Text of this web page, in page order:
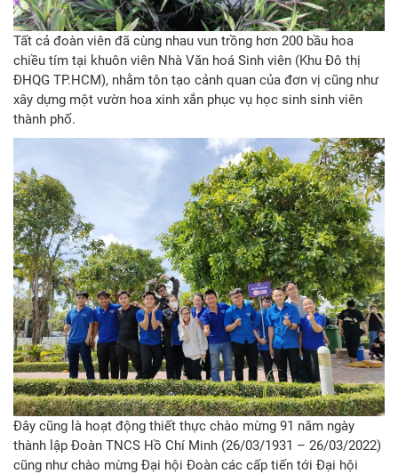
Tất cả đoàn viên đã cùng nhau vun trồng hơn 200 bầu hoa
chiều tím tại khuôn viên Nhà Văn hoá Sinh viên (Khu Đô thị
ĐHQG TP.HCM), nhằm tôn tạo cảnh quan của đơn vị cũng như
xây dựng một vườn hoa xinh xắn phục vụ học sinh sinh viên
thành phố.
Đây cũng là hoạt động thiết thực chào mừng 91 năm ngày
thành lập Đoàn TNCS Hồ Chí Minh (26/03/1931 – 26/03/2022)
cũng như chào mừng Đại hội Đoàn các cấp tiến tới Đại hội